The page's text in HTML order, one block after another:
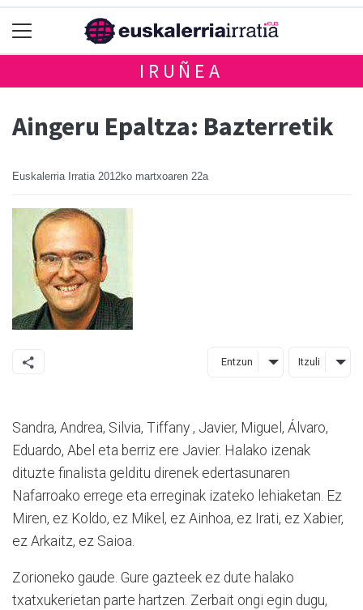
IRUÑEA
Aingeru Epaltza: Bazterretik
Euskalerria Irratia 2012ko martxoaren 22a
Entzun Itzuli
Sandra, Andrea, Silvia, Tiffany , Javier, Miguel, Álvaro,
Eduardo, Abel eta berriz ere Javier. Halako izenak
dituzte finalista gelditu direnek edertasunaren
Nafarroako errege eta erreginak izateko lehiaketan. Ez
Miren, ez Koldo, ez Mikel, ez Ainhoa, ez Irati, ez Xabier,
ez Arkaitz, ez Saioa.
Zorioneko gaude. Gure gazteek ez dute halako
txatxukerietan parte hartzen. Zerbait ongi egin dugu,